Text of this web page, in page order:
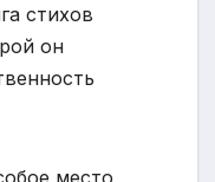
стихов
он
место